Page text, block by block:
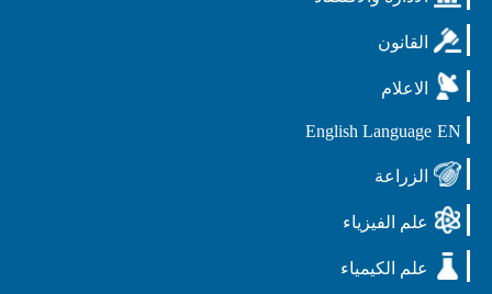
القانون
الاعلام
EN
English Language
الزراعة
علم الفيزياء
علم الكيمياء